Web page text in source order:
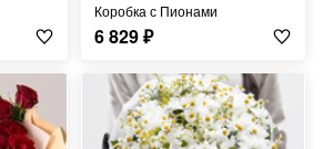
Коробка с Пионами
6 829₽